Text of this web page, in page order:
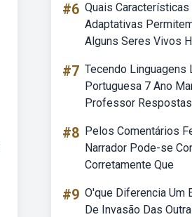
#6 Quais Características
Adaptativas
Alguns Seres Vivos
#7 Tecendo Linguagens
Portuguesa 7 Ano
Professor Respostas
#8 Pelos Comentários
Narrador Pode-se
Corretamente Que
#9 O'que Diferencia Um
De Invasão Das